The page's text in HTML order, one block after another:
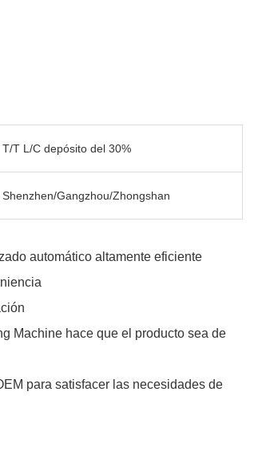
T/T L/C depósito del 30%
Shenzhen/Gangzhou/Zhongshan
automático altamente eficiente
Machine hace que el producto sea de
para satisfacer las necesidades de